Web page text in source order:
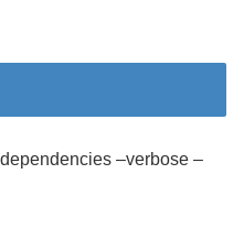
–verbose –